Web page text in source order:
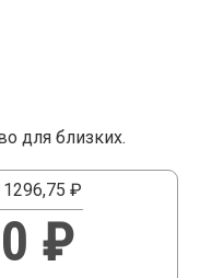
для близких.
₽
₽